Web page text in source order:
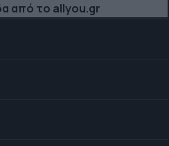
από το allyou.gr